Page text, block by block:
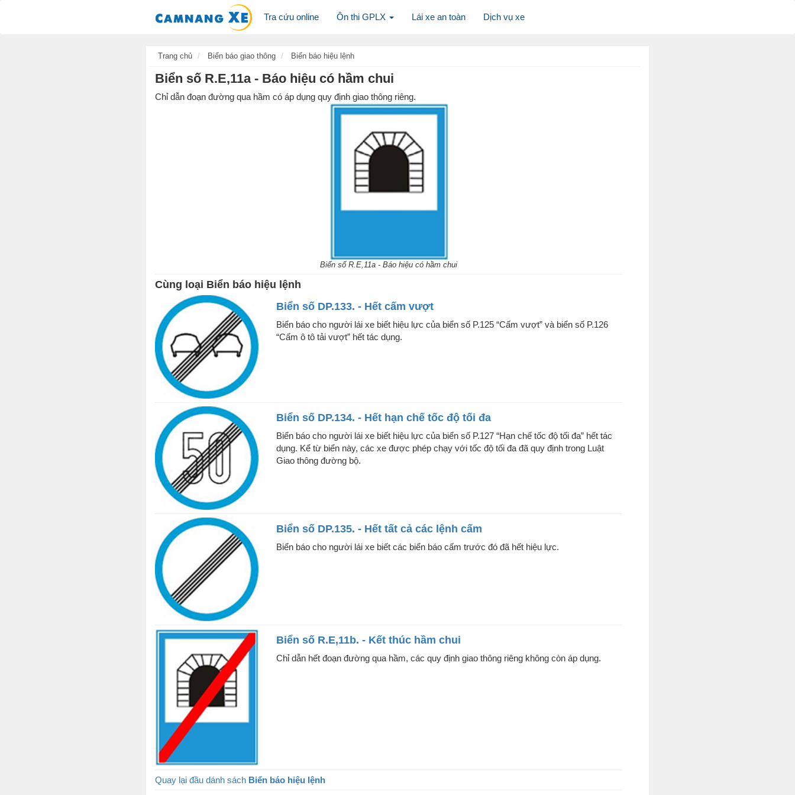
Tra cứu online Ôn thi GPLX Lái xe an toàn Dịch vụ xe
Trang chủ Biển báo giao thông Biển báo hiệu lệnh
Biển số R.E,11a - Báo hiệu có hầm chui
Chỉ dẫn đoạn đường qua hầm có áp dụng quy định giao thông riêng.
Biển số R.E,11a - Báo hiệu có hầm chui
Cùng loại Biển báo hiệu lệnh
Biển số DP.133. - Hết cấm vượt
Biển báo cho người lái xe biết hiệu lực của biển số P.125 “Cấm vượt” và biển số P.126
“Cấm ô tô tải vượt” hết tác dụng.
Biển số DP.134. - Hết hạn chế tốc độ tối đa
Biển báo cho người lái xe biết hiệu lực của biển số P.127 “Hạn chế tốc độ tối đa” hết tác
dụng. Kể từ biển này, các xe được phép chạy với tốc độ tối đa đã quy định trong Luật
Giao thông đường bộ.
Biển số DP.135. - Hết tất cả các lệnh cấm
Biển báo cho người lái xe biết các biển báo cấm trước đó đã hết hiệu lực.
Biển số R.E,11b. - Kết thúc hầm chui
Chỉ dẫn hết đoạn đường qua hầm, các quy định giao thông riêng không còn áp dụng.
Quay lại đầu dánh sách Biển báo hiệu lệnh